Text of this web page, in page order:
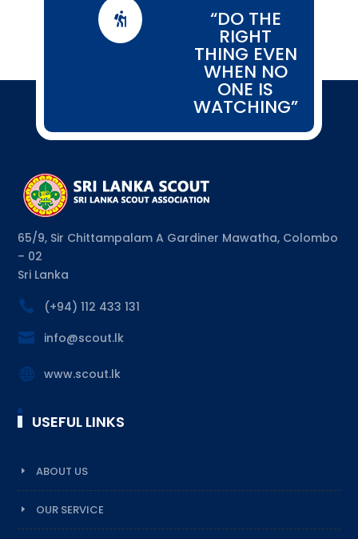
 “DO THE
RIGHT
THING EVEN
WHEN NO
ONE IS
WATCHING”
65/9, Sir Chittampalam A Gardiner Mawatha, Colombo
– 02
Sri Lanka

(+94) 112 433 131

info@scout.lk
 www.scout.lk
USEFUL LINKS
ABOUT US
OUR SERVICE